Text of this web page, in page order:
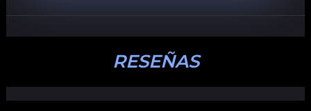
RESEÑAS